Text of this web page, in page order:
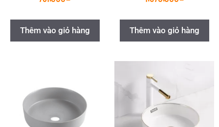
Thêm vào giỏ hàng Thêm vào giỏ hàng